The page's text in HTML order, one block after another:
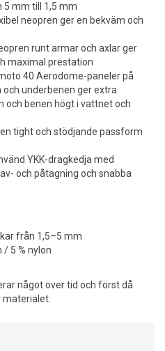
5 mm till 1,5 mm
neopren ger en bekväm och
runt armar och axlar ger
maximal prestation
40 Aerodome-paneler på
underbenen ger extra
och benen högt i vattnet och
tight och stödjande passform
YKK-dragkedja med
och påtagning och snabba
från 1,5–5 mm
/ 5 % nylon
något över tid och först då